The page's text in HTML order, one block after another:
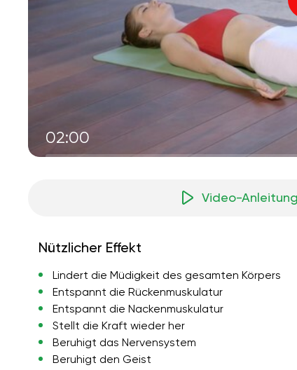
02:00
Video-
Nützlicher Effekt
Lindert die Müdigkeit des gesamten Körpers
Entspannt die Rückenmuskulatur
Entspannt die Nackenmuskulatur
Stellt die Kraft wieder her
Beruhigt das Nervensystem
Beruhigt den Geist